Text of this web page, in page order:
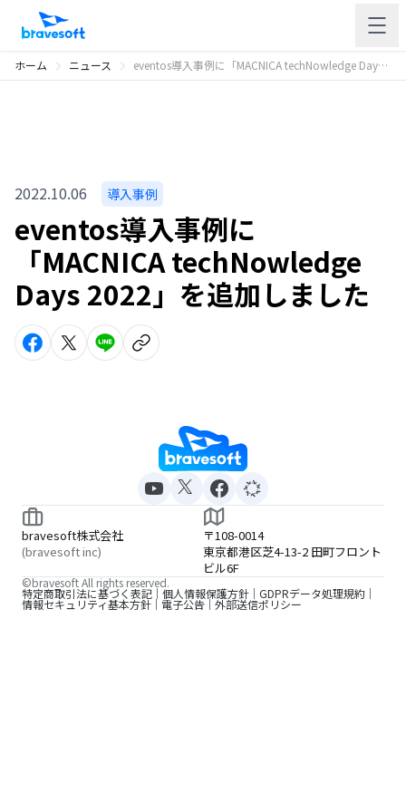
ホーム ニュース eventos導入事例に「MACNICA techNowledge Days 2022」を追加しました
2022.10.06 導入事例
eventos導入事例に
「MACNICA techNowledge
Days 2022」を追加しました
bravesoft株式会社
(bravesoft inc)
〒108-0014
東京都港区芝4-13-2 田町フロント
ビル6F
特定商取引法に基づく表記 個人情報保護方針 GDPRデータ処理規約
情報セキュリティ基本方針 電子公告 外部送信ポリシー
©bravesoft All rights reserved.